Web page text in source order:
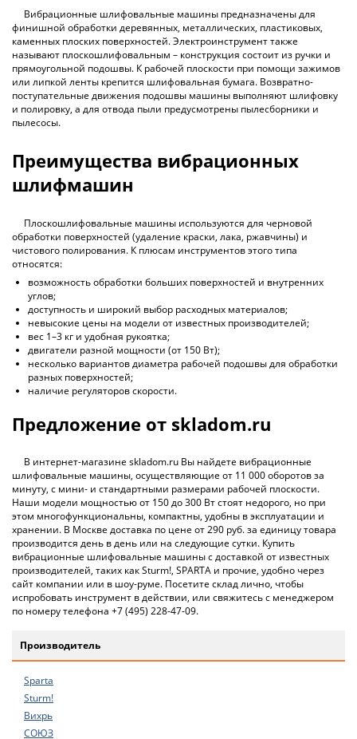
Вибрационные шлифовальные машины предназначены для
финишной обработки деревянных, металлических, пластиковых,
каменных плоских поверхностей. Электроинструмент также
называют плоскошлифовальным – конструкция состоит из ручки и
прямоугольной подошвы. К рабочей плоскости при помощи зажимов
или липкой ленты крепится шлифовальная бумага. Возвратно-
поступательные движения подошвы машины выполняют шлифовку
и полировку, а для отвода пыли предусмотрены пылесборники и
пылесосы.
Преимущества вибрационных
шлифмашин
Плоскошлифовальные машины используются для черновой
обработки поверхностей (удаление краски, лака, ржавчины) и
чистового полирования. К плюсам инструментов этого типа
относятся:
возможность обработки больших поверхностей и внутренних
углов;
доступность и широкий выбор расходных материалов;
невысокие цены на модели от известных производителей;
вес 1–3 кг и удобная рукоятка;
двигатели разной мощности (от 150 Вт);
несколько вариантов диаметра рабочей подошвы для обработки
разных поверхностей;
наличие регуляторов скорости.
Предложение от skladom.ru
В интернет-магазине skladom.ru Вы найдете вибрационные
шлифовальные машины, осуществляющие от 11 000 оборотов за
минуту, с мини- и стандартными размерами рабочей плоскости.
Наши модели мощностью от 150 до 300 Вт стоят недорого, но при
этом многофункциональны, компактны, удобны в эксплуатации и
хранении. В Москве доставка по цене от 290 руб. за единицу товара
производится день в день или на следующие сутки. Купить
вибрационные шлифовальные машины с доставкой от известных
производителей, таких как Sturm!, SPARTA и прочие, удобно через
сайт компании или в шоу-руме. Посетите склад лично, чтобы
испробовать инструмент в действии, или свяжитесь с менеджером
по номеру телефона +7 (495) 228-47-09.
Производитель
Sparta
Sturm!
Вихрь
СОЮЗ